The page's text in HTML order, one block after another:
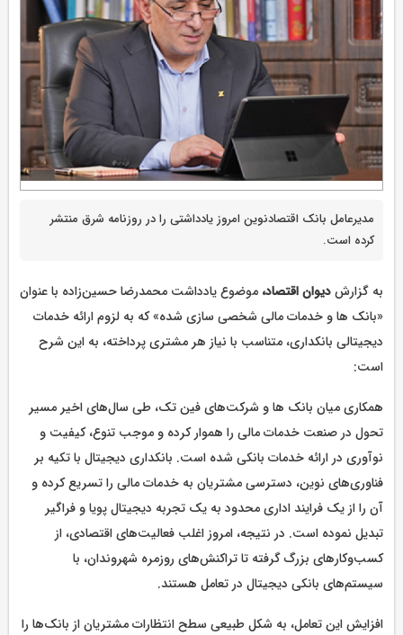
مدیرعامل بانک اقتصادنوین امروز یادداشتی را در روزنامه شرق منتشر
کرده است.
به گزارشدیوان اقتصاد، موضوع یادداشت محمدرضا حسین‌زاده با عنوان
«بانک ها و خدمات مالی شخصی سازی شده» که به لزوم ارائه خدمات
دیجیتالی بانکداری، متناسب با نیاز هر مشتری پرداخته، به این شرح
است:
همکاری میان بانک ها و شرکت‌های فین تک، طی سال‌های اخیر مسیر
تحول در صنعت خدمات مالی را هموار کرده و موجب تنوع، کیفیت و
نوآوری در ارائه خدمات بانکی شده است. بانکداری دیجیتال با تکیه بر
فناوری‌های نوین، دسترسی مشتریان به خدمات مالی را تسریع کرده و
آن را از یک فرایند اداری محدود به یک تجربه دیجیتال پویا و فراگیر
تبدیل نموده است. در نتیجه، امروز اغلب فعالیت‌‌های اقتصادی، از
کسب‌وکارهای بزرگ گرفته تا تراکنش‌های روزمره شهروندان، با
سیستم‌های بانکی دیجیتال در تعامل هستند.
افزایش این تعامل، به شکل طبیعی سطح انتظارات مشتریان از بانک‌ها را